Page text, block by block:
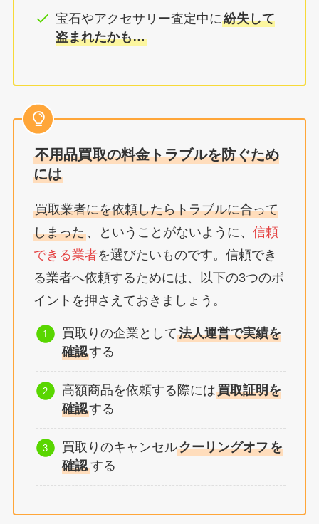
宝石やアクセサリー査定中に紛失して
盗まれたかも…
不用品買取の料金トラブルを防ぐため
には
買取業者にを依頼したらトラブルに合って
しまった、ということがないように、 信頼
できる業者を選びたいものです。信頼でき
る業者へ依頼するためには、以下の3つのポ
イントを押さえておきましょう。
買取りの企業として法人運営で実績を
確認する
高額商品を依頼する際には買取証明を
確認する
買取りのキャンセルクーリングオフを
確認 する